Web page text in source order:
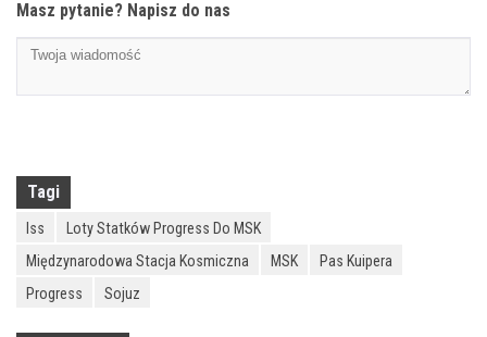
Masz pytanie? Napisz do nas
Tagi
Iss
Loty Statków Progress Do MSK
Międzynarodowa Stacja Kosmiczna
MSK
Pas Kuipera
Progress
Sojuz